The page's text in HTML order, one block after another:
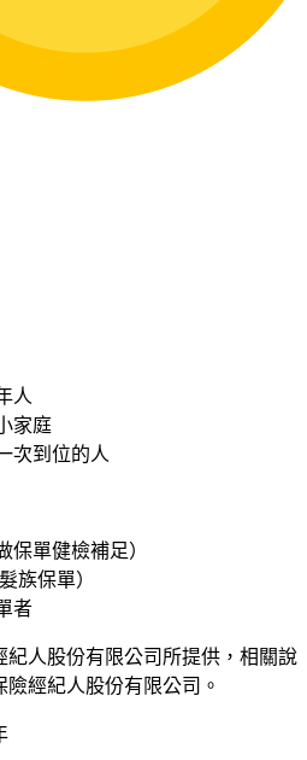
人
家庭
次到位的人
保單健檢補足）
族保單）
者
人股份有限公司所提供，相關說
經紀人股份有限公司。